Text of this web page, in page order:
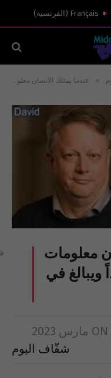
Français
( الفرنسية)
» عندما يمتلك الانسان معلومات سطحية وضئيلة جداً ويبالغ في قدراته المعرفية!
معلومات
في
ON
شفّاف اليوم